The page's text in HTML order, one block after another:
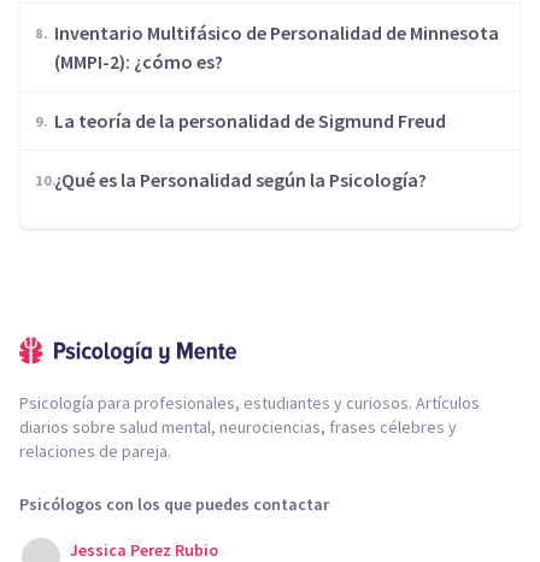
Inventario Multifásico de Personalidad de Minnesota
(MMPI-2): ¿cómo es?
La teoría de la personalidad de Sigmund Freud
¿Qué es la Personalidad según la Psicología?
Psicología para profesionales, estudiantes y curiosos. Artículos
diarios sobre salud mental, neurociencias, frases célebres y
relaciones de pareja.
Psicólogos con los que puedes contactar
Jessica Perez Rubio